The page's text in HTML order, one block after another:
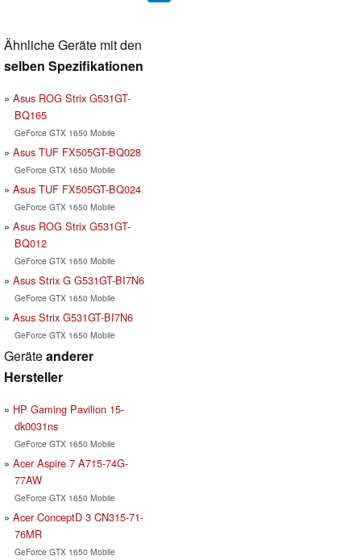
Ähnliche Geräte mit den
selben Spezifikationen
Asus ROG Strix G531GT-
BQ165
GeForce GTX 1650 Mobile
Asus TUF FX505GT-BQ028
GeForce GTX 1650 Mobile
Asus TUF FX505GT-BQ024
GeForce GTX 1650 Mobile
Asus ROG Strix G531GT-
BQ012
GeForce GTX 1650 Mobile
Asus Strix G G531GT-BI7N6
GeForce GTX 1650 Mobile
Asus Strix G531GT-BI7N6
GeForce GTX 1650 Mobile
Geräteanderer
Hersteller
HP Gaming Pavilion 15-
dk0031ns
GeForce GTX 1650 Mobile
Acer Aspire 7 A715-74G-
77AW
GeForce GTX 1650 Mobile
Acer ConceptD 3 CN315-71-
76MR
GeForce GTX 1650 Mobile